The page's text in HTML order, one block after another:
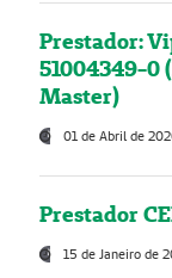
Prestador:
51004349-0
Master)
01 de Abril de
Prestador
15 de Janeiro de